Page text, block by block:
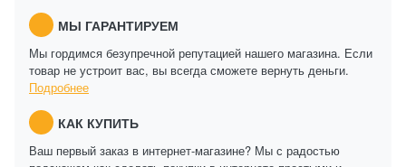
МЫ ГАРАНТИРУЕМ
Мы гордимся безупречной репутацией нашего магазина. Если
товар не устроит вас, вы всегда сможете вернуть деньги.
Подробнее
КАК КУПИТЬ
Ваш первый заказ в интернет-магазине? Мы с радостью